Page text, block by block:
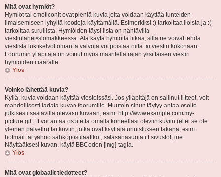
Mitä ovat hymiöt?
Hymiöt tai emoticonit ovat pieniä kuvia joita voidaan käyttää tunteiden
ilmaisemiseen lyhyitä koodeja käyttämällä. Esimerkiksi :) tarkoittaa iloista ja :(
tarkoittaa surullista. Hymiöiden täysi lista on nähtävillä
viestinlähetyslomakkeessa. Älä käytä hymiöitä liikaa, sillä ne voivat tehdä
viestistä lukukelvottoman ja valvoja voi poistaa niitä tai viestin kokonaan.
Foorumin ylläpitäjä on voinut myös määritellä rajan yksittäisen viestin
hymiöiden määrälle.
Ylös
Voinko lähettää kuvia?
Kyllä, kuvia voidaan käyttää viesteissäsi. Jos ylläpitäjä on sallinut liitteet, voit
mahdollisesti ladata kuvan foorumille. Muutoin sinun täytyy antaa osoite
julkisesti saatavilla olevaan kuvaan, esim. http://www.example.com/my-
picture.gif. Et voi antaa osoitetta omalla koneellasi oleviin kuviin (ellei se ole
yleinen palvelin) tai kuviin, jotka ovat käyttäjätunnistuksen takana, esim.
hotmail tai yahoo sähköpostilaatikot, salasanasuojatut sivustot, jne.
Näyttääksesi kuvan, käytä BBCoden [img]-tagia.
Ylös
Mitä ovat globaalit tiedotteet?